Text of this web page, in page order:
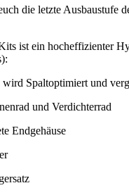
die letzte Ausbaustufe
ist ein hocheffizienter
wird Spaltoptimiert und
und Verdichterrad
Endgehäuse